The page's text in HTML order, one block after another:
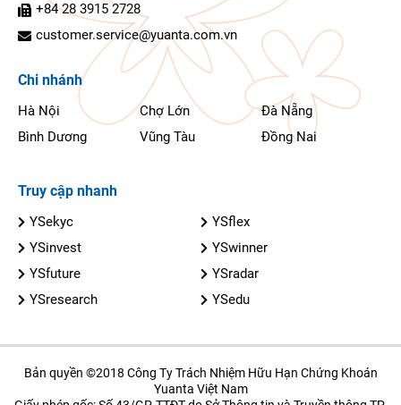
+84 28 3915 2728
customer.service@yuanta.com.vn
Chi nhánh
Hà Nội Chợ Lớn
Đà Nẵng
Bình Dương
Vũng Tàu Đồng Nai
Truy cập nhanh
YSekyc
YSflex
YSinvest
YSwinner
YSfuture
YSradar
YSresearch
YSedu
Bản quyền ©2018 Công Ty Trách Nhiệm Hữu Hạn Chứng Khoán
Yuanta Việt Nam